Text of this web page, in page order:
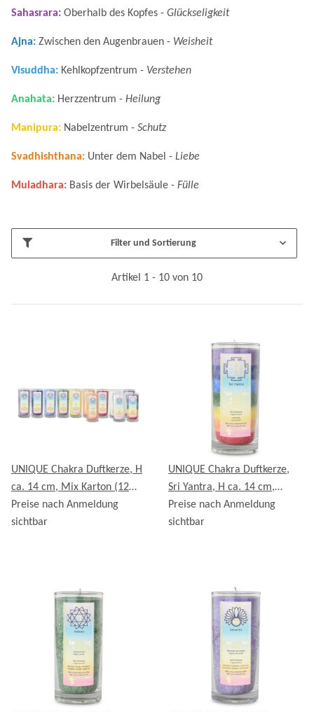
Sahasrara: Oberhalb des Kopfes - Glückseligkeit
Ajna: Zwischen den Augenbrauen - Weisheit
Visuddha: Kehlkopfzentrum - Verstehen
Anahata: Herzzentrum - Heilung
Manipura: Nabelzentrum - Schutz
Svadhishthana: Unter dem Nabel - Liebe
Muladhara: Basis der Wirbelsäule - Fülle
Filter und Sortierung
Artikel 1 - 10 von 10
UNIQUE Chakra Duftkerze, H
ca. 14 cm, Mix Karton (12
Stück)
Preise nach Anmeldung
sichtbar
UNIQUE Chakra Duftkerze,
Sri Yantra, H ca. 14 cm,
MULTICOLOR
Preise nach Anmeldung
sichtbar